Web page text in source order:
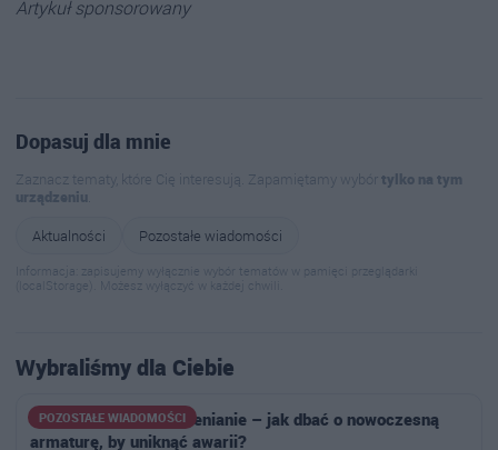
Artykuł sponsorowany
Dopasuj dla mnie
Zaznacz tematy, które Cię interesują. Zapamiętamy wybórtylko na tym
urządzeniu.
Aktualności
Pozostałe wiadomości
Informacja: zapisujemy wyłącznie wybór tematów w pamięci przeglądarki
(localStorage). Możesz wyłączyć w każdej chwili.
Wybraliśmy dla Ciebie
POZOSTAŁE WIADOMOŚCI
Czyszczenie i odkamienianie – jak dbać o nowoczesną
armaturę, by uniknąć awarii?